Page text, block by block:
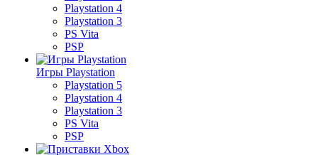
Playstation 4
Playstation 3
PS Vita
PSP
Игры Playstation
Playstation 5
Playstation 4
Playstation 3
PS Vita
PSP